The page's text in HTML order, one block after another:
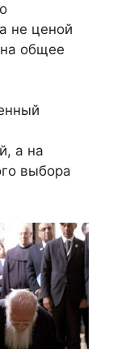
не ценой
общее
а на
выбора